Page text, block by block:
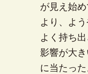
が見え始
より、よ
よく持ち
影響が大
に当たっ